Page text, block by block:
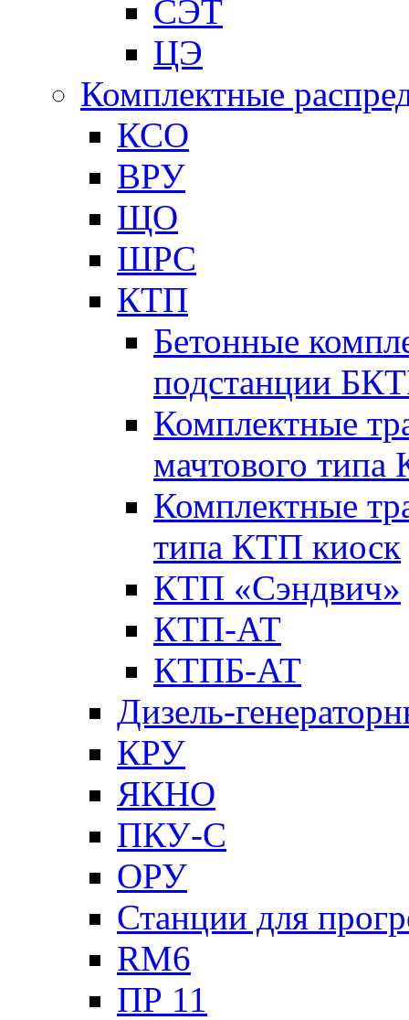
СЭТ
ЦЭ
Комплектные
КСО
ВРУ
ЩО
ШРС
КТП
Бетонные
подстанции
Комплектные
мачтового
Комплектные
типа КТП киоск
КТП «Сэндвич»
КТП-АТ
КТПБ-АТ
Дизель-
КРУ
ЯКНО
ПКУ-С
ОРУ
Станции для
RM6
ПР 11